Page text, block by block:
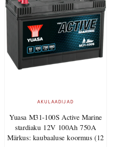
AKULAADIJAD
Yuasa M31-100S Active Marine
stardiaku 12V 100Ah 750A
Märkus: kaubaaluse koormus (12